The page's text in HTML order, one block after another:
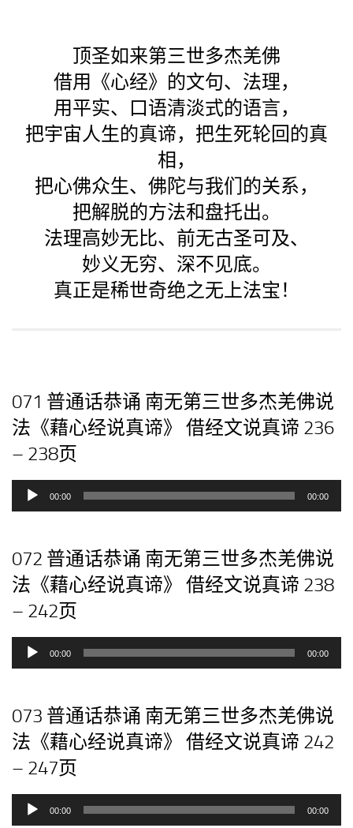
顶圣如来第三世多杰羌佛
借用《心经》的文句、法理，
用平实、口语清淡式的语言，
把宇宙人生的真谛，把生死轮回的真
相，
把心佛众生、佛陀与我们的关系，
把解脱的方法和盘托出。
法理高妙无比、前无古圣可及、
妙义无穷、深不见底。
真正是稀世奇绝之无上法宝！
071 普通话恭诵 南无第三世多杰羌佛说
法《藉心经说真谛》 借经文说真谛 236
– 238页
器
00:00 00:00
072 普通话恭诵 南无第三世多杰羌佛说
法《藉心经说真谛》 借经文说真谛 238
– 242页
器
00:00 00:00
073 普通话恭诵 南无第三世多杰羌佛说
法《藉心经说真谛》 借经文说真谛 242
– 247页
00:00 00:00